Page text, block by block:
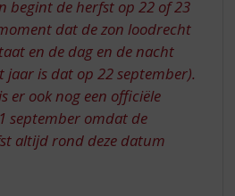
begint de herfst op 22 of 23
dat de zon loodrecht
en de dag en de nacht
jaar is dat op 22 september).
er ook nog een officiële
september omdat de
altijd rond deze datum